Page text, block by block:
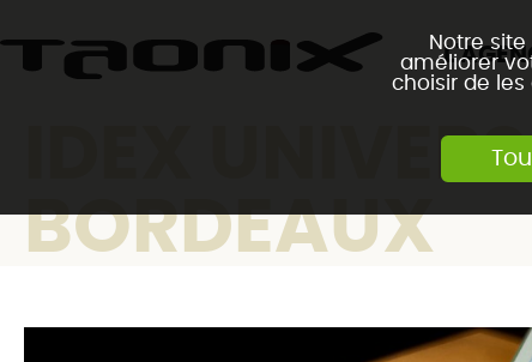
Notre
améliorer
choisir de
IDEX
BORDEAUX